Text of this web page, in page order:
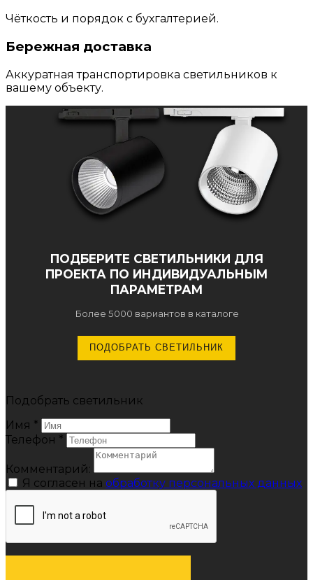
Чёткость и порядок с бухгалтерией.
Бережная доставка
Аккуратная транспортировка светильников к
вашему объекту.
ПОДБЕРИТЕ СВЕТИЛЬНИКИ ДЛЯ
ПРОЕКТА ПО ИНДИВИДУАЛЬНЫМ
ПАРАМЕТРАМ
Более 5000 вариантов в каталоге
ПОДОБРАТЬ СВЕТИЛЬНИК
Подобрать светильник
Имя *
Телефон *
Комментарий:
Я согласен на обработку персональных данных